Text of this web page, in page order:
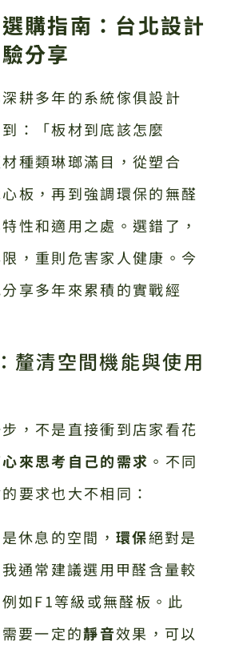
購指南：台北設計
分享
耕多年的系統傢俱設計
：「板材到底該怎麼
種類琳瑯滿目，從塑合
板，再到強調環保的無醛
性和適用之處。選錯了，
，重則危害家人健康。今
享多年來累積的實戰經
釐清空間機能與使用
，不是直接衝到店家看花
來思考自己的需求 。不同
要求也大不相同：
休息的空間，環保絕對是
通常建議選用甲醛含量較
如F1等級或無醛板。此
要一定的靜音效果，可以